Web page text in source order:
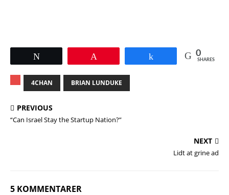
0
SHARES
4CHAN BRIAN LUNDUKE
PREVIOUS
“Can Israel Stay the Startup Nation?”
NEXT
Lidt at grine ad
5 KOMMENTARER